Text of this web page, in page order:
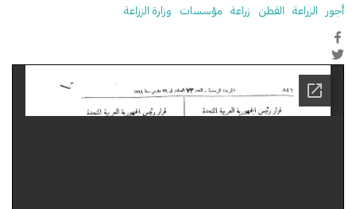
أجور الزراعة القطن زراعة مؤسسات وزارة الزراعة